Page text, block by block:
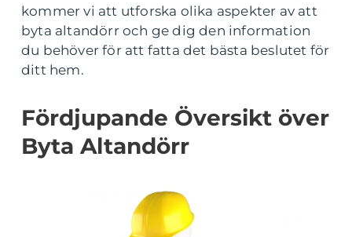
kommer vi att utforska olika aspekter av att
byta altandörr och ge dig den information
du behöver för att fatta det bästa beslutet för
ditt hem.
Fördjupande Översikt över
Byta Altandörr